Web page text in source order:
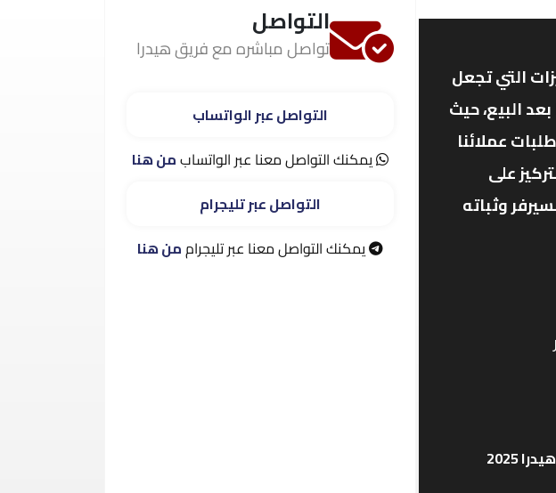
التي تجعل
البيع، حيث
عملائنا
على
وثباته
2025
التواصل
تواصل مباشره مع فريق هيدرا
التواصل عبر الواتساب
يمكنك التواصل معنا عبر الواتسابمن هنا
التواصل عبر تليجرام
يمكنك التواصل معنا عبر تليجراممن هنا